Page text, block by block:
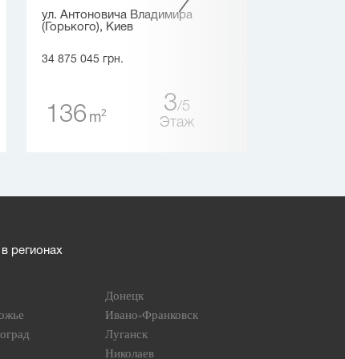
ул. Антоновича Владимира
(Горького), Киев
34 875 045 грн.
136 m2 3 5
Этаж
регионах
Донецк
Ивано-Франковск
Луганск
Николаев